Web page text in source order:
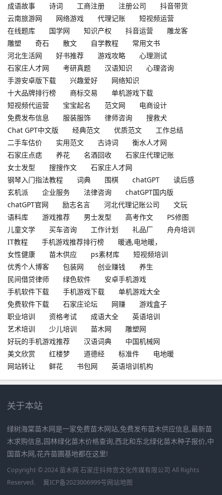
成语故事
诗词 工商注册 注册公司
抖音带货
云南旅游网
网络游戏 代理记账
短视频运营
在线题库
国学网 知识产权 抖音运营
雕龙客
雕塑
奇石 散文 自学教程
常用文书
河北生活网
好书推荐 游戏攻略
心理测试
石家庄人才网
考研真题 汉语知识
心理咨询
手游安卓版下载
兴趣爱好
网络知识
十大品牌排行榜
商标交易
单机游戏下载
短视频代运营
宝宝起名 范文网
电商设计
免费发布信息
服装服饰 律师咨询
搜救犬
Chat GPT中文版
经典范文 优质范文
工作总结
二手车估价
实用范文 古诗词
衡水人才网
石家庄点痣
养花 名酒回收
石家庄代理记账
女士发型
搜搜作文
石家庄人才网
钢琴入门指法教程
词典 围棋 chatGPT
读后感
玄机派
企业服务 法律咨询
chatGPT国内版
chatGPT官网
励志名言 河北代理记账公司
文玩
语料库
游戏推荐 男士发型 高考作文
PS修图
儿童文学
买车咨询 工作计划 礼品厂
舟舟培训
IT教程
手机游戏推荐排行榜
暖通,电地暖，
女性健康
苗木供应 ps素材库
短视频培训
优秀个人博客
包装网 创业赚钱
养生
民间借贷律师
绿色软件
安卓手机游戏
手机软件下载
手机游戏下载
单机游戏大全
免费软件下载
石家庄论坛 网赚
游戏盒子
职业培训
资格考试 成语大全
英语培训
艺术培训
少儿培训 苗木网
雕塑网
好玩的手机游戏推荐
汉语词典
中国机械网
美文欣赏
红楼梦 道德经 标准件
电地暖
网站转让
鲜花 书包网 英语培训机构
关于本站
绿树海棠苗木网是一家免费苗木网站,免费发布苗木供应信息,最新苗
木求购信息,园林绿化苗木价格查询,西北和东北绿化苗木种子报价,中
国苗木网,花卉苗圃基地都在这里!
Copyright © 2024 苗木网 石家庄抖帅宫文化传媒有限公司 All Rights
Reserved.
冀ICP备2023006999号网站地图